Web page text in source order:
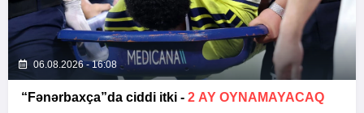
06.08.2026 - 16:08
“Fənərbaxça”da ciddi itki - 2 AY OYNAMAYACAQ